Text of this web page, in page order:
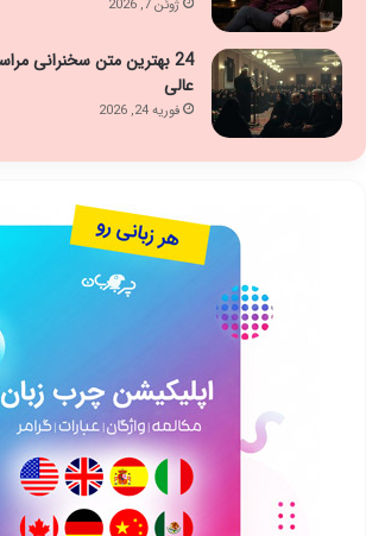
ژوئن 7, 2026
عالی
فوریه 24, 2026